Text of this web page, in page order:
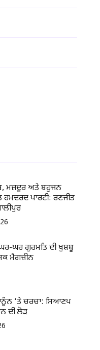
ਮਜ਼ਦੂਰ ਅਤੇ ਬਹੁਜਨ
ਪਾਰਟੀ: ਰਣਜੀਤ
ਘਰ ਗੁਰਮਤਿ ਦੀ ਖੁਸ਼ਬੂ
ਮੈਗਜ਼ੀਨ
‘ਤੇ ਚਰਚਾ: ਸਿਆਣਪ
ਦੀ ਲੋੜ